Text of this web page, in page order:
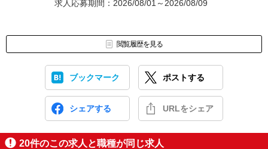
求人応募期間：2026/08/01～2026/08/09
閲覧履歴を見る
ブックマーク ポストする
シェアする URLをシェア
20件のこの求人と職種が同じ求人